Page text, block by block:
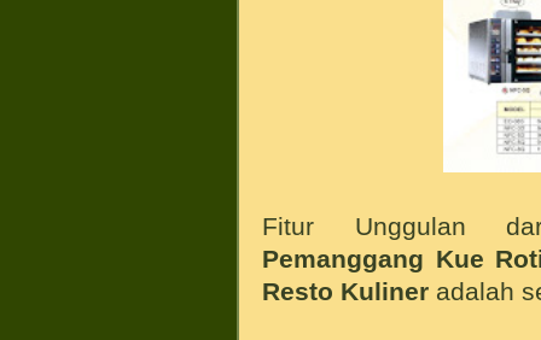
Fitur Unggulan
Pemanggang Kue
Resto Kuliner adalah